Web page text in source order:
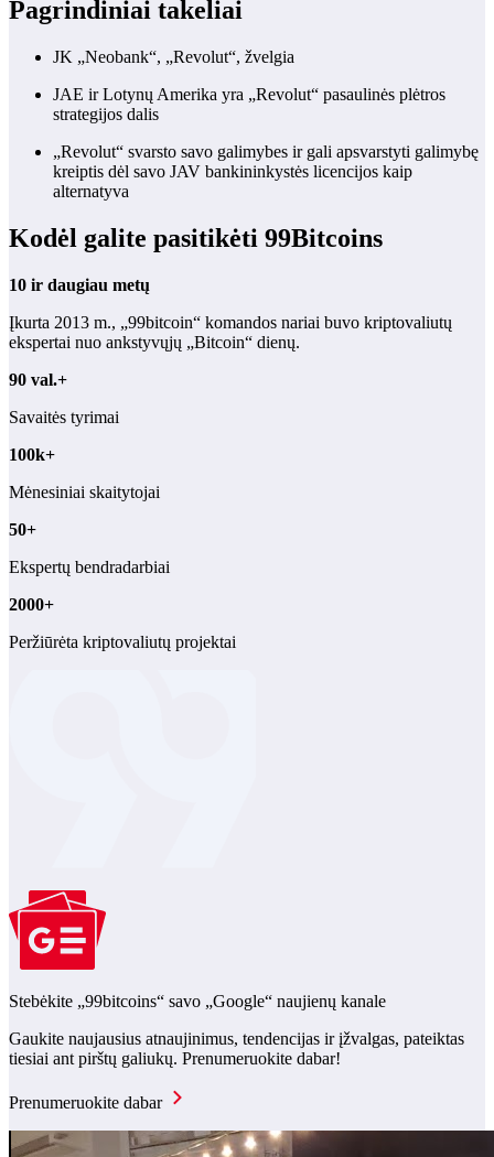
Pagrindiniai takeliai
JK „Neobank“, „Revolut“, žvelgia
JAE ir Lotynų Amerika yra „Revolut“ pasaulinės plėtros
strategijos dalis
„Revolut“ svarsto savo galimybes ir gali apsvarstyti galimybę
kreiptis dėl savo JAV bankininkystės licencijos kaip
alternatyva
Kodėl galite pasitikėti 99Bitcoins
10 ir daugiau metų
Įkurta 2013 m., „99bitcoin“ komandos nariai buvo kriptovaliutų
ekspertai nuo ankstyvųjų „Bitcoin“ dienų.
90 val.+
Savaitės tyrimai
100k+
Mėnesiniai skaitytojai
50+
Ekspertų bendradarbiai
2000+
Peržiūrėta kriptovaliutų projektai
Stebėkite „99bitcoins“ savo „Google“ naujienų kanale
Gaukite naujausius atnaujinimus, tendencijas ir įžvalgas, pateiktas
tiesiai ant pirštų galiukų. Prenumeruokite dabar!
Prenumeruokite dabar